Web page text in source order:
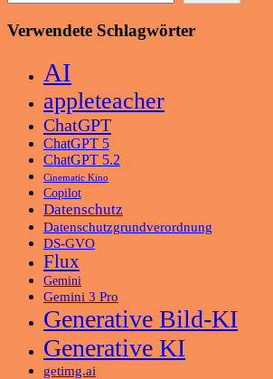
Verwendete Schlagwörter
AI
appleteacher
ChatGPT
ChatGPT 5
ChatGPT 5.2
Cinematic Kino
Copilot
Datenschutz
Datenschutzgrundverordnung
DS-GVO
Flux
Gemini
Gemini 3 Pro
Generative Bild-KI
Generative KI
getimg.ai